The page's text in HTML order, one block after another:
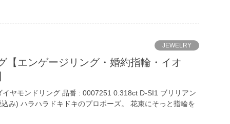
JEWELRY
【エンゲージリング・婚約指輪・イオ
ヤモンドリング 品番 : 0007251 0.318ct D-SI1 ブリリアン
み) ハラハラドキドキのプロポーズ。 花束にそっと指輪を